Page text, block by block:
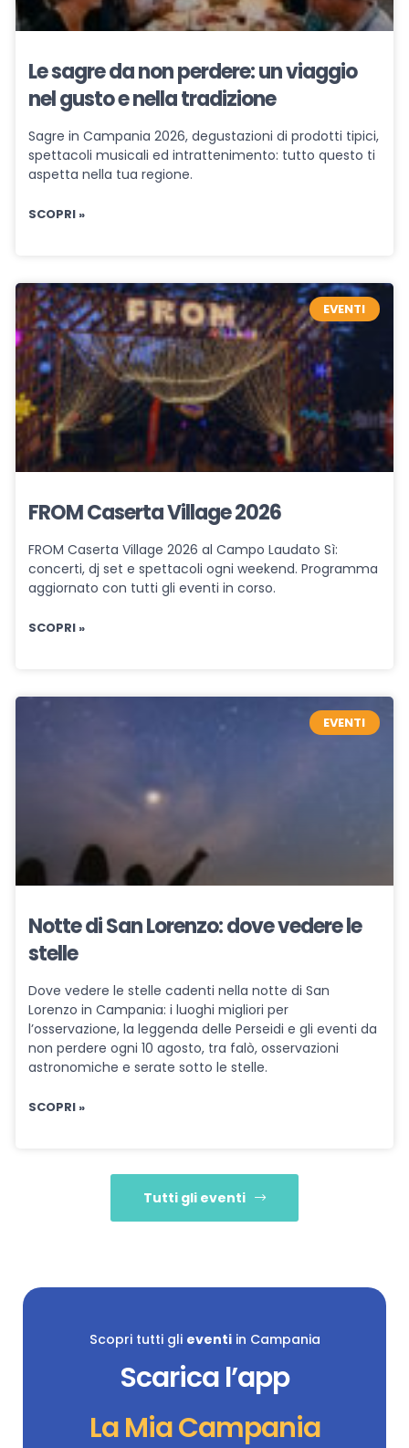
Le sagre da non perdere: un viaggio
nel gusto e nella tradizione
Sagre in Campania 2026, degustazioni di prodotti tipici,
spettacoli musicali ed intrattenimento: tutto questo ti
aspetta nella tua regione.
SCOPRI »
EVENTI
FROM Caserta Village 2026
FROM Caserta Village 2026 al Campo Laudato Sì:
concerti, dj set e spettacoli ogni weekend. Programma
aggiornato con tutti gli eventi in corso.
SCOPRI »
EVENTI
Notte di San Lorenzo: dove vedere le
stelle
Dove vedere le stelle cadenti nella notte di San
Lorenzo in Campania: i luoghi migliori per
l’osservazione, la leggenda delle Perseidi e gli eventi da
non perdere ogni 10 agosto, tra falò, osservazioni
astronomiche e serate sotto le stelle.
SCOPRI »
Tutti gli eventi
Scopri tutti gli eventiin Campania
Scarica l’app
La Mia Campania